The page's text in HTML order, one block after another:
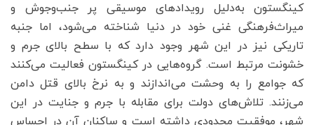
کینگستون به‌دلیل رویدادهای موسیقی پر جنب‌وجوش و
میراث‌فرهنگی غنی خود در دنیا شناخته می‌شود، اما جنبه
تاریکی نیز در این شهر وجود دارد که با سطح بالای جرم و
خشونت مرتبط است. گروه‌هایی در کینگستون فعالیت می‌کنند
که جوامع را به وحشت می‌اندازند و به نرخ بالای قتل دامن
می‌زنند. تلاش‌های دولت برای مقابله با جرم و جنایت در این
شهر، موفقیت محدودی داشته است و ساکنان آن در احساس